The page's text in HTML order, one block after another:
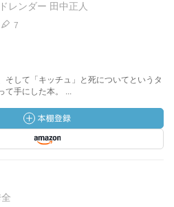
レンダー 田中正人
7
そして「キッチュ」と死についてというタ
て手にした本。 ...